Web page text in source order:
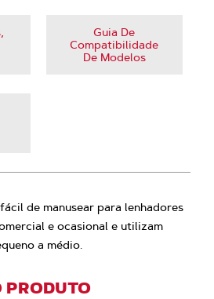
Guia De
Compatibilidade
De Modelos
de manusear para lenhadores
e ocasional e utilizam
a médio.
PRODUTO